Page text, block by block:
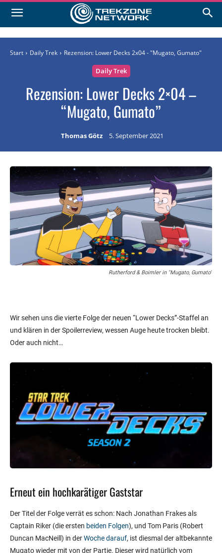
Start Daily Trek Rezension: Lower Decks 2x04 - "Mugato, Gumato"
Daily Trek
Rezension: Lower Decks 2×04 –
“Mugato, Gumato”
Thomas Götz 5. September 2021
Rutherford & Boimler in "Mugato, Gumato"
Wir sehen uns die vierte Folge der neuen “Lower Decks”-Staffel an
und klären in der Spoilerreview, wessen Auge heute trocken bleibt.
Oder auch nicht…
Erneut ein hochkarätiger Gaststar
Der Titel der Folge verrät es schon: Nach Jonathan Frakes als
Captain Riker (die ersten beiden Folgen), und Tom Paris (Robert
Duncan MacNeill) in derWoche darauf, ist diesmal der altbekannte
Mugato wieder mit von der Partie. Dieser wird natürlich vom